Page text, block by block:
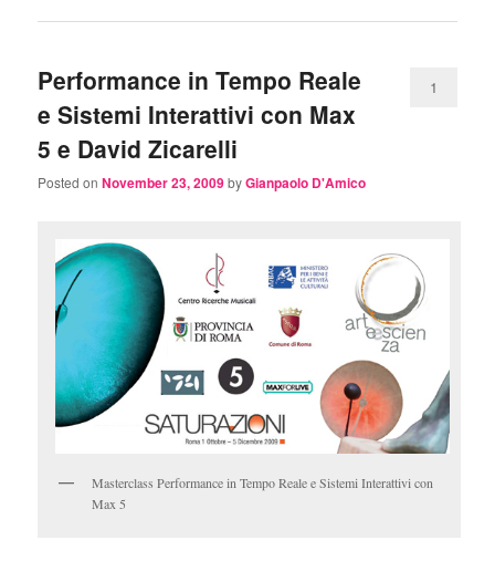
Performance in Tempo Reale
e Sistemi Interattivi con Max
5 e David Zicarelli
Posted onNovember 23, 2009byGianpaolo D'Amico
1
Masterclass Performance in Tempo Reale e Sistemi Interattivi con
Max 5